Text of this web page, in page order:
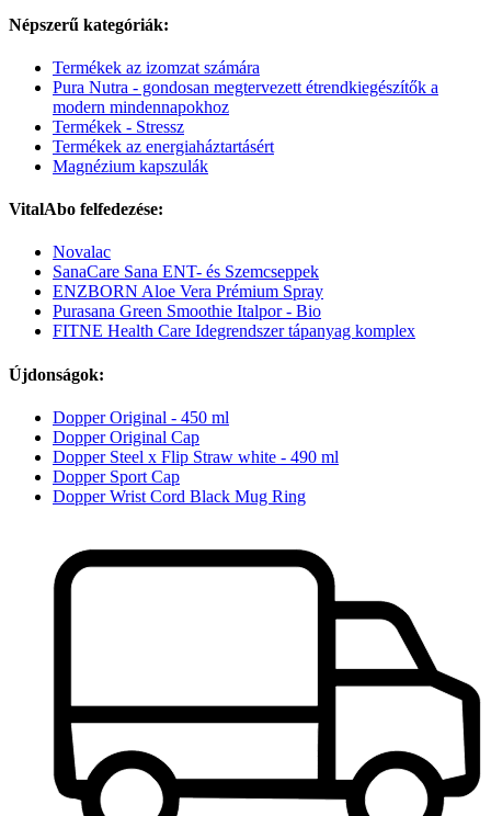
Népszerű kategóriák:
Termékek az izomzat számára
Pura Nutra - gondosan megtervezett étrendkiegészítők a
modern mindennapokhoz
Termékek - Stressz
Termékek az energiaháztartásért
Magnézium kapszulák
VitalAbo felfedezése:
Novalac
SanaCare Sana ENT- és Szemcseppek
ENZBORN Aloe Vera Prémium Spray
Purasana Green Smoothie Italpor - Bio
FITNE Health Care Idegrendszer tápanyag komplex
Újdonságok:
Dopper Original - 450 ml
Dopper Original Cap
Dopper Steel x Flip Straw white - 490 ml
Dopper Sport Cap
Dopper Wrist Cord Black Mug Ring